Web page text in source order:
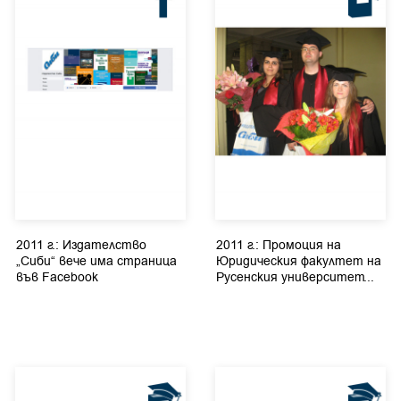
2011 г.: Издателство
„Сиби“ вече има страница
във Facebook
2011 г.: Промоция на
Юридическия факултет на
Русенския университет...